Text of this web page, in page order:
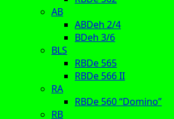
AB
ABDeh 2/4
BDeh 3/6
BLS
RBDe 565
RBDe 566 II
RA
RBDe 560 “Domino”
RB